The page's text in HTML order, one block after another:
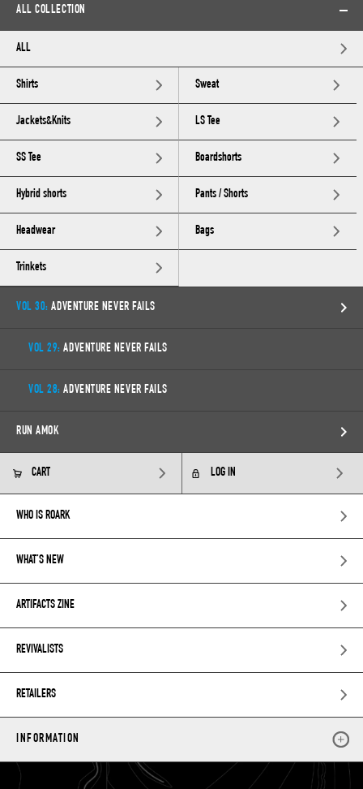
ALL COLLECTION
ALL
Shirts Sweat
Jackets&Knits LS Tee
SS Tee Boardshorts
Hybrid shorts Pants / Shorts
Headwear Bags
Trinkets
VOL 30: ADVENTURE NEVER FAILS
VOL 29: ADVENTURE NEVER FAILS
VOL 28: ADVENTURE NEVER FAILS
RUN AMOK
CART LOG IN
WHO IS ROARK
WHAT’S NEW
ARTIFACTS ZINE
REVIVALISTS
RETAILERS
INFORMATION